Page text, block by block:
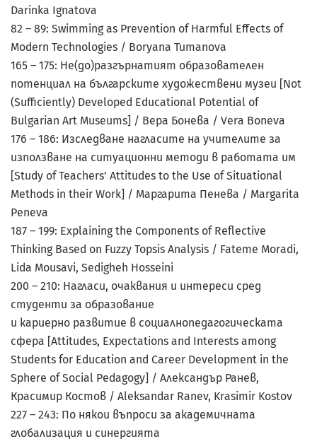
Darinka Ignatova
82 – 89: Swimming as Prevention of Harmful Effects of
Modern Technologies / Boryana Tumanova
165 – 175: Не(до)разгърнатият образователен
потенциал на българските художествени музеи [Not
(Sufficiently) Developed Educational Potential of
Bulgarian Art Museums] / Вера Бонева / Vera Boneva
176 – 186: Изследване нагласите на учителите за
използване на ситуационни методи в работата им
[Study of Teachers’ Attitudes to the Use of Situational
Methods in their Work] / Маргарита Пенева / Margarita
Peneva
187 – 199: Explaining the Components of Reflective
Thinking Based on Fuzzy Topsis Analysis / Fateme Moradi,
Lida Mousavi, Sedigheh Hosseini
200 – 210: Нагласи, очаквания и интереси сред
студенти за образование
и кариерно развитие в социалнопедагогическата
сфера [Attitudes, Expectations and Interests among
Students for Education and Career Development in the
Sphere of Social Pedagogy] / Александър Ранев,
Красимир Костов / Aleksandar Ranev, Krasimir Kostov
227 – 243: По някои въпроси за академичната
глобализация и синергията